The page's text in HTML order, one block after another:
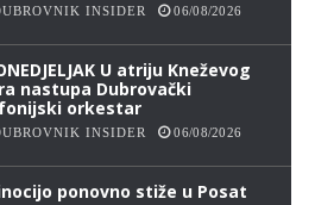
INSIDER 06/08/2026
U atriju Kneževog
nastupa Dubrovački
orkestar
INSIDER 06/08/2026
ponovno stiže u Posat